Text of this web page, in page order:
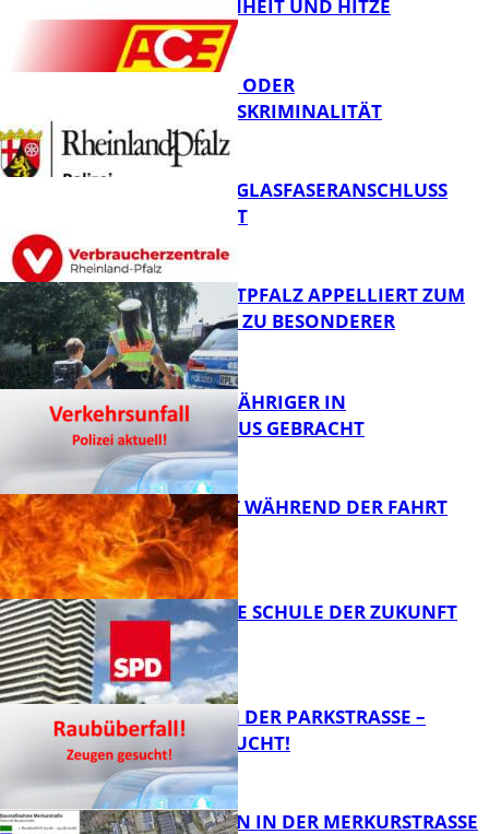
FB News
BEI TROCKENHEIT UND HITZE
Polizei
CYBERCRIME ODER
WIRTSCHAFTSKRIMINALITÄT
FB News
WARUM EIN GLASFASERANSCHLUSS
SINNVOLL IST
POLIZEI WESTPFALZ APPELLIERT ZUM
SCHULSTART ZU BESONDERER
VORSICHT
FB News
UNFALL: 58-JÄHRIGER IN
KRANKENHAUS GEBRACHT
FB News
AUTO FÄNGT WÄHREND DER FAHRT
FEUER
WIE SIEHT DIE SCHULE DER ZUKUNFT
AUS?
ÜBERFALL IN DER PARKSTRASSE – Z
EUGEN GESUCHT!
BAUARBEITEN IN DER MERKURSTRASSE